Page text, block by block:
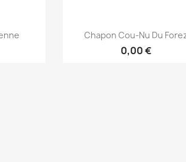
Aperçu rapide
Chapon Cou-Nu Du
0,00 €